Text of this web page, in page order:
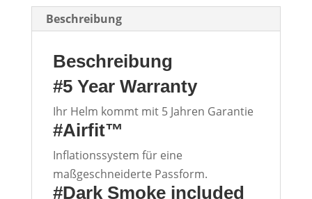
Beschreibung
Beschreibung
#5 Year Warranty
Ihr Helm kommt mit 5 Jahren Garantie
#Airfit™
Inflationssystem für eine
maßgeschneiderte Passform.
#Dark Smoke included